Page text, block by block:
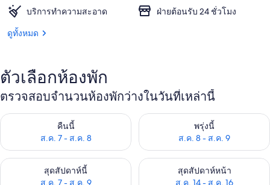
ห้องซูพีเรีย | มินิบาร์, ตู้นิรภัยในห้องพัก
บริการทำความสะอาด
ฝ่ายต้อนรับ 24 ชั่วโมง
ดูทั้งหมด
ตัวเลือกห้องพัก
ตรวจสอบจำนวนห้องพักว่างในวันที่เหล่านี้
คืนนี้
ส.ค. 7 - ส.ค. 8
ตรวจสอบจำนวนห้องพักว่างในคืนนี้ ส.ค. 7 - ส.ค. 8พรุ่งนี้
ส.ค. 8 - ส.ค. 9
ตรวจสอบจำนวนห้องพักว่างใน
สุดสัปดาห์นี้
ส.ค. 7 - ส.ค. 9
ตรวจสอบจำนวนห้องพักว่างในสุดสัปดาห์นี้ ส.ค. 7 - ส.ค. 9
สุดสัปดาห์หน้า
ส.ค. 14 - ส.ค. 16
ตรวจสอบจำนวนห้องพักว่างใน